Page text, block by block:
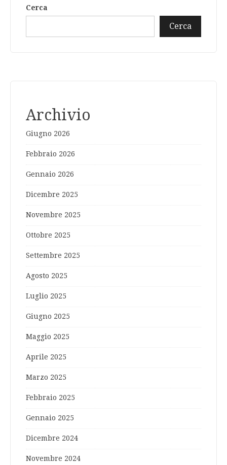
Cerca
Cerca
Archivio
Giugno 2026
Febbraio 2026
Gennaio 2026
Dicembre 2025
Novembre 2025
Ottobre 2025
Settembre 2025
Agosto 2025
Luglio 2025
Giugno 2025
Maggio 2025
Aprile 2025
Marzo 2025
Febbraio 2025
Gennaio 2025
Dicembre 2024
Novembre 2024